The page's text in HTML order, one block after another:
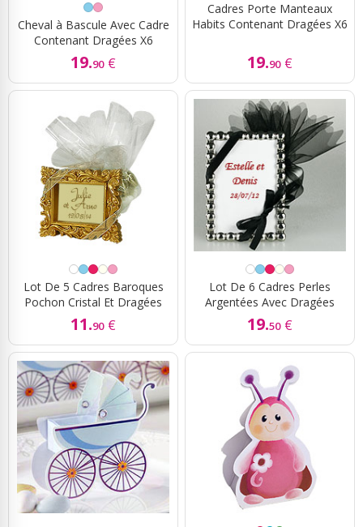
Cheval à Bascule Avec Cadre
Contenant Dragées X6
19.90 €
Cadres Porte Manteaux
Habits Contenant Dragées X6
19.90 €
Lot De 5 Cadres Baroques
Pochon Cristal Et Dragées
11.90 €
Lot De 6 Cadres Perles
Argentées Avec Dragées
19.50 €